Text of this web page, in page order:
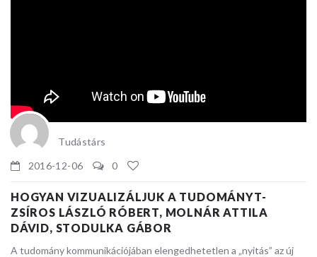
Tudástárs
2016-12-06
0
HOGYAN VIZUALIZÁLJUK A TUDOMÁNYT-
ZSÍROS LÁSZLÓ RÓBERT, MOLNÁR ATTILA
DÁVID, STODULKA GÁBOR
A tudomány kommunikációjában elengedhetetlen a „nyitás” az új